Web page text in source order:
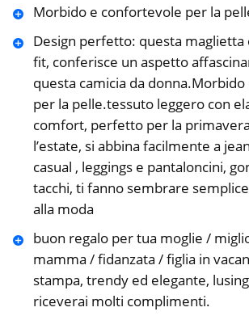
Morbido e confortevole per la
Design perfetto: questa maglietta
fit, conferisce un aspetto
questa camicia da
per la pelle.tessuto leggero con
comfort, perfetto per la
l’estate, si abbina facilmente a
casual , leggings e pantaloncini,
tacchi, ti fanno sembrare
alla moda
buon regalo per tua moglie /
mamma / fidanzata / figlia in
stampa, trendy ed elegante,
riceverai molti complimenti.